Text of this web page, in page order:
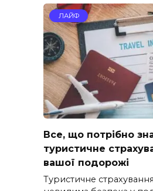
ЛАЙФ
Все, що потрібно
туристичне
вашої подорожі
Туристичне